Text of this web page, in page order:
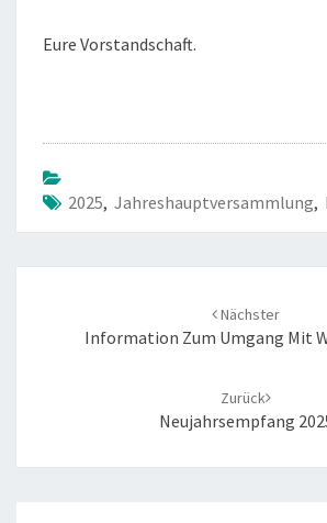
Eure Vorstandschaft.
2025, Jahreshauptversammlung,
Nächster
Information Zum Umgang Mit
Zurück
Neujahrsempfang